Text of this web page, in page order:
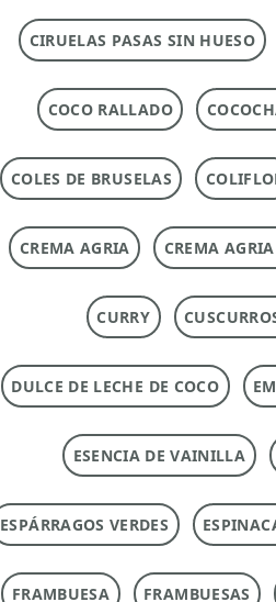
CIRUELAS PASAS SIN HUESO
COCO RALLADO
COLES DE BRUSELAS
CREMA AGRIA CREMA
CURRY
DULCE DE LECHE DE COCO
ESENCIA DE VAINILLA
ESPÁRRAGOS VERDES
FRAMBUESA FRAMBUESAS